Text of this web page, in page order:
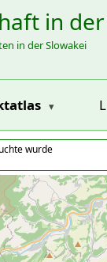
in
in der Slowakei
wurde